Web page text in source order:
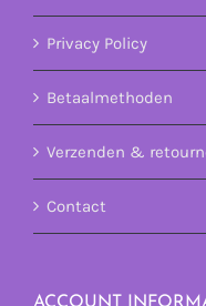
Privacy Policy
Betaalmethoden
Verzenden &
Contact
ACCOUNT